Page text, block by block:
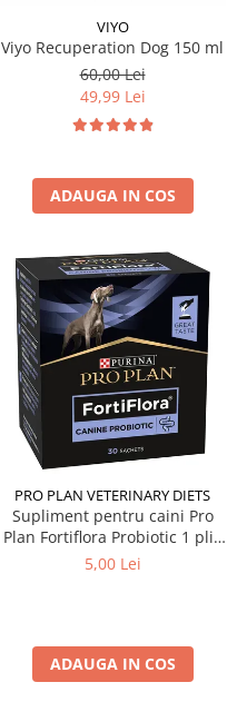
VIYO
Viyo Recuperation Dog 150 ml
60,00 Lei
49,99 Lei
ADAUGA IN COS
PRO PLAN VETERINARY DIETS
Supliment pentru caini Pro
Plan Fortiflora Probiotic 1 plic
x 1 gr
5,00 Lei
ADAUGA IN COS